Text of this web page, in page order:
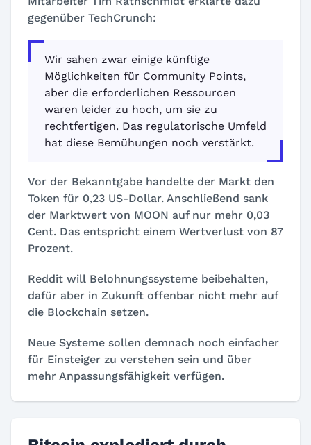
gegenüber TechCrunch:
Wir sahen zwar einige künftige
Möglichkeiten für Community Points,
aber die erforderlichen Ressourcen
waren leider zu hoch, um sie zu
rechtfertigen. Das regulatorische Umfeld
hat diese Bemühungen noch verstärkt.
Vor der Bekanntgabe handelte der Markt den
Token für 0,23 US-Dollar. Anschließend sank
der Marktwert von MOON auf nur mehr 0,03
Cent. Das entspricht einem Wertverlust von 87
Prozent.
Reddit will Belohnungssysteme beibehalten,
dafür aber in Zukunft offenbar nicht mehr auf
die Blockchain setzen.
Neue Systeme sollen demnach noch einfacher
für Einsteiger zu verstehen sein und über
mehr Anpassungsfähigkeit verfügen.